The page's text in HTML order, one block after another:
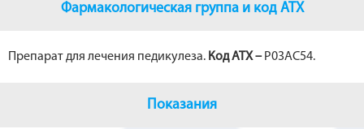
Фармакологическая группа и код АТХ
Препарат для лечения педикулеза. Код АТХ –P03AC54.
Показания